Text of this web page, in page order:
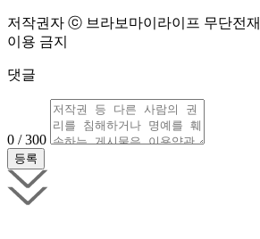
저작권자 ⓒ 브라보마이라이프 무단전
이용 금지
댓글
0 / 300